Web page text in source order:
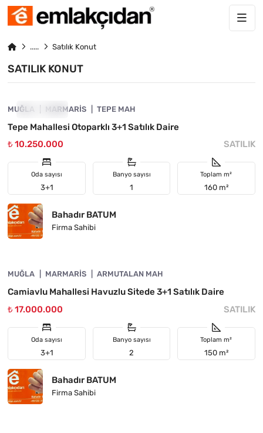
Satılık Konut
SATILIK KONUT
ÖNE ÇIKAN
MUĞLA MARMARIS TEPE MAH
Tepe Mahallesi Otoparklı 3+1 Satılık Daire
₺ 10.250.000
SATILIK
Oda sayısı
3+1
Banyo sayısı
1
Toplam m²
160 m²
Bahadır BATUM
Firma Sahibi
ÖNE ÇIKAN
MUĞLA MARMARIS ARMUTALAN MAH
Camiavlu Mahallesi Havuzlu Sitede 3+1 Satılık Daire
₺ 17.000.000
SATILIK
Oda sayısı
3+1
Banyo sayısı
2
Toplam m²
150 m²
Bahadır BATUM
Firma Sahibi